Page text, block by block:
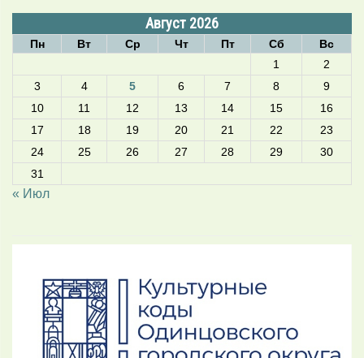
Август 2026
Пн Вт Ср Чт Пт Сб
Вс
1
2
3
4 5 6 7 8
9
10
11 12 13 14 15
16
17
18 19 20 21 22
23
24
25 26 27 28 29
30
31
« Июл